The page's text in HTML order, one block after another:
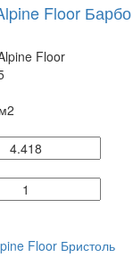
Floor Барбо
Floor